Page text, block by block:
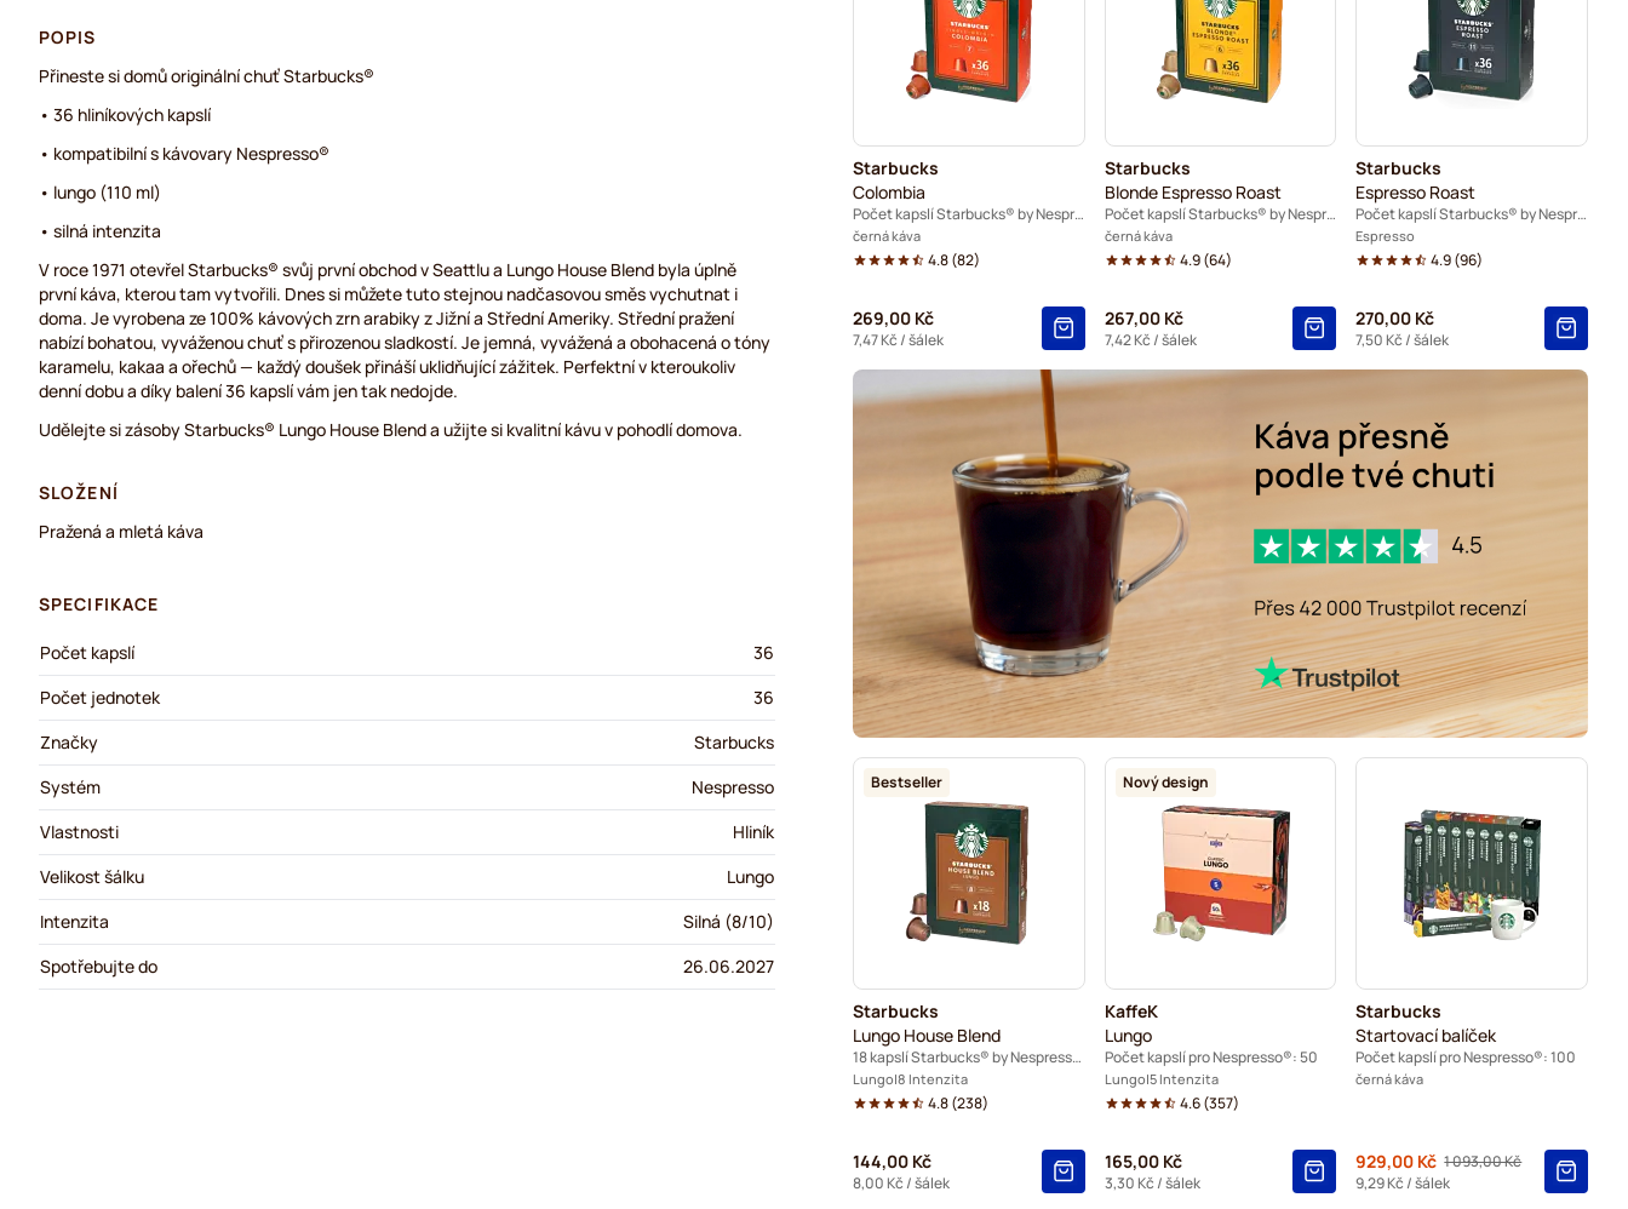
Belmio kávové kapsle pro Nespresso® Friele kávové kapsle pro Nespresso®
Garibaldi kávové kapsle pro Nespresso®
Kávové kapsle bez kofeinu pro Nespresso®
Starbucks
Colombia
Počet kapslí Starbucks® by Nespresso®: 36
černá káva
4.8(82)
269,00 Kč
7,47 Kč / šálek
Starbucks
Blonde Espresso Roast
Počet kapslí Starbucks® by Nespresso®: 36
černá káva
4.9(64)
267,00 Kč
7,42 Kč / šálek
Starbucks
Espresso Roast
Počet kapslí Starbucks® by Nespresso®: 36
Espresso
4.9(96)
270,00 Kč
7,50 Kč / šálek
Bestseller
Starbucks
Lungo House Blend
18 kapslí Starbucks® by Nespresso®
Lungo 8 Intenzita
4.8(238)
144,00 Kč
8,00 Kč / šálek
Nový design
KaffeK
Lungo
Počet kapslí pro Nespresso®: 50
Lungo 5 Intenzita
4.6(357)
165,00 Kč
3,30 Kč / šálek
Starbucks
Startovací balíček
Počet kapslí pro Nespresso®: 100
černá káva
Běžná cena
1 093,00 Kč
Od
929,00 Kč
9,29 Kč / šálek
POPIS
Přineste si domů originální chuť Starbucks®
• 36 hliníkových kapslí
• kompatibilní s kávovary Nespresso®
• lungo (110 ml)
• silná intenzita
V roce 1971 otevřel Starbucks® svůj první obchod v Seattlu a Lungo House Blend byla úplně
první káva, kterou tam vytvořili. Dnes si můžete tuto stejnou nadčasovou směs vychutnat i
doma. Je vyrobena ze 100% kávových zrn arabiky z Jižní a Střední Ameriky. Střední pražení
nabízí bohatou, vyváženou chuť s přirozenou sladkostí. Je jemná, vyvážená a obohacená o tóny
karamelu, kakaa a ořechů — každý doušek přináší uklidňující zážitek. Perfektní v kteroukoliv
denní dobu a díky balení 36 kapslí vám jen tak nedojde.
Udělejte si zásoby Starbucks® Lungo House Blend a užijte si kvalitní kávu v pohodlí domova.
SLOŽENÍ
Pražená a mletá káva
SPECIFIKACE
Počet kapslí
36
Počet jednotek
36
Značky
Starbucks
Systém
Nespresso
Vlastnosti
Hliník
Velikost šálku
Lungo
Intenzita
Silná (8/10)
Spotřebujte do
26.06.2027